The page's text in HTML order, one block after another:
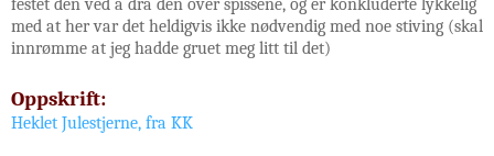
festet den ved å dra den over spissene, og er konkluderte lykkelig
med at her var det heldigvis ikke nødvendig med noe stiving (skal
innrømme at jeg hadde gruet meg litt til det)
Oppskrift:
Heklet Julestjerne, fra KK